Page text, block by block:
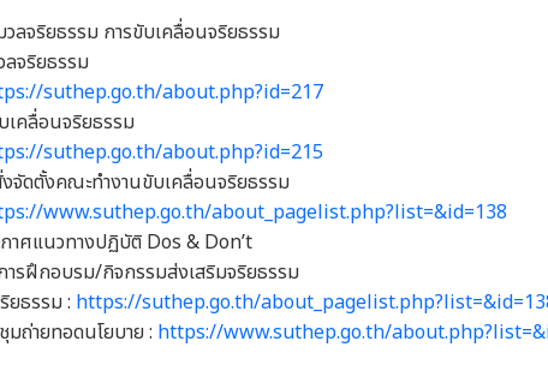
วลจริยธรรม การขับเคลื่อนจริยธรรม
ลจริยธรรม
suthep.go.th/about.php?id=217
เคลื่อนจริยธรรม
suthep.go.th/about.php?id=215
จัดตั้งคณะทำงานขับเคลื่อนจริยธรรม
www.suthep.go.th/about_pagelist.php?list=&id=138
าศแนวทางปฏิบัติ Dos & Don’t
ารฝึกอบรม/กิจกรรมส่งเสริมจริยธรรม
ยธรรม : https://suthep.go.th/
มถ่ายทอดนโยบาย : https://www.suthep.go.th/